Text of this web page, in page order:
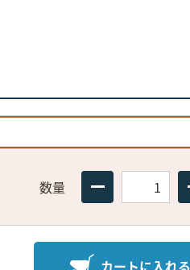
数量
カートに入れる